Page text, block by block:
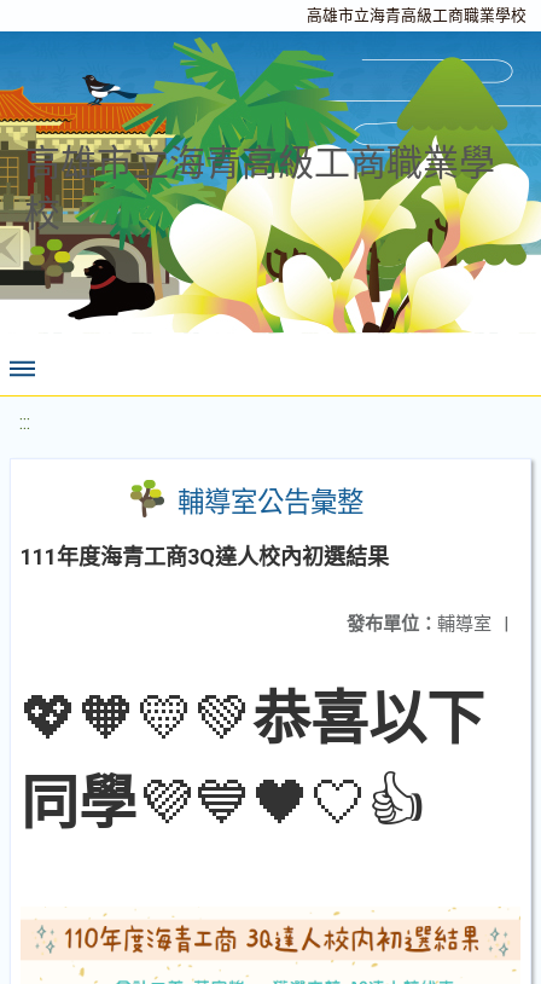
高雄市立海青高級工商職業學校
高雄市立海青高級工商職業學
校
:::
輔導室公告彙整
111年度海青工商3Q達人校內初選結果
發布單位： 輔導室 |
💖🧡💛💚恭喜以下
同學💜💙🖤🤍👍